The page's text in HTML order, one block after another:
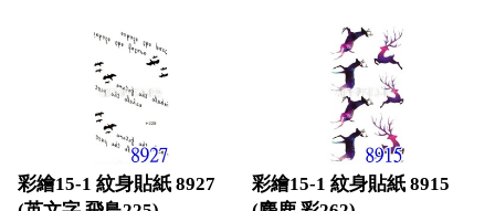
彩繪15-1 紋身貼紙 8927
彩繪15-1 紋身貼紙 8915